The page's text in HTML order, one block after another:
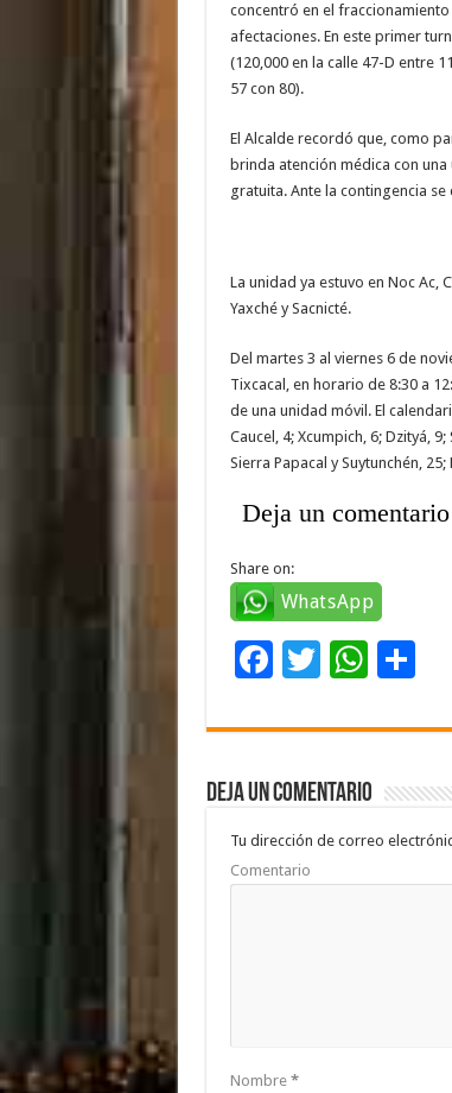
concentró en el
afectaciones. En este primer
(120,000 en la calle 47-D entre
57 con 80).
El Alcalde recordó que, como
brinda atención médica con
gratuita. Ante la contingencia
La unidad ya estuvo en Noc Ac,
Yaxché y Sacnicté.
Del martes 3 al viernes 6 de
Tixcacal, en horario de 8:30 a
de una unidad móvil. El
Caucel, 4; Xcumpich, 6; Dzityá,
Sierra Papacal y Suytunchén,
Deja un comentario
Share on:
WhatsApp
F
e
b
o
o
k
T
tt
er
W
at
sA
p
p
C
m
ar
ti
r
Deja un comentario
Tu dirección de correo
Comentario
Nombre *